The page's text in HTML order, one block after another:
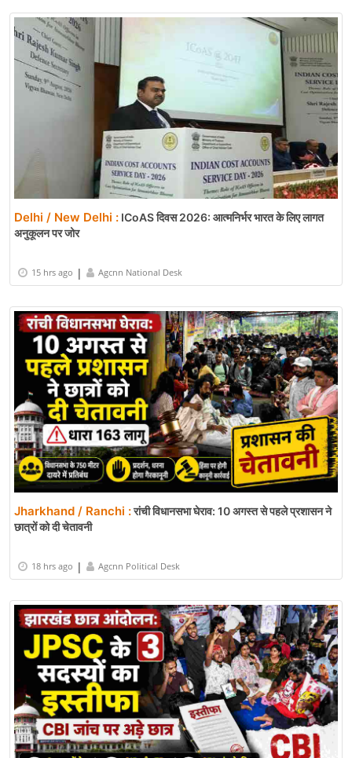
Delhi / New Delhi : ICoAS दिवस 2026: आत्मनिर्भर भारत के लिए लागत
अनुकूलन पर जोर
15 hrs ago | Agcnn National Desk
Jharkhand / Ranchi :रांची विधानसभा घेराव: 10 अगस्त से पहले प्रशासन ने
छात्रों को दी चेतावनी
18 hrs ago | Agcnn Political Desk